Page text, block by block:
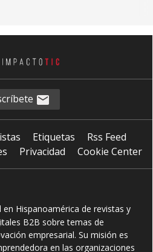
Etiquetas
Rss Feed
Privacidad Cookie Center
en Hispanoamérica de revistas y
B2B sobre temas de
empresarial. Su misión es
en las organizaciones